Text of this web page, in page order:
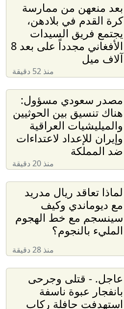
بعد منعهن من ممارسة
كرة القدم في بلادهن،
يجتمع فريق السيدات
الأفغاني مجدداً على بعد 8
آلاف ميل
منذ 52 دقيقة
مصدر سعودي مسؤول:
هناك تنسيق بين الحوثيين
والميليشيات العراقية
وإيران للإعداد لاعتداءات
ضد المملكة
منذ 20 دقيقة
لماذا تعاقد ريال مدريد
مع ديوماندي وكيف
سينسجم مع خط الهجوم
المليء بالنجوم؟
منذ 28 دقيقة
عاجل. - قتلى وجرحى
بانفجار عبوة ناسفة
استهدفت حافلة ركاب